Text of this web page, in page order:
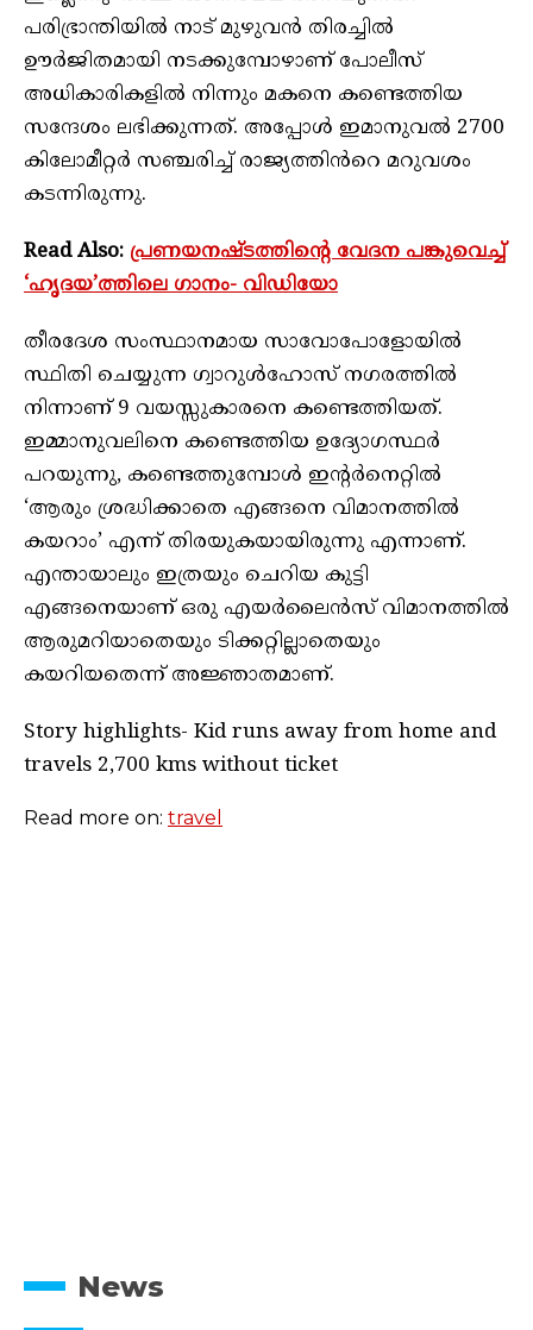
പരിഭ്രാന്തിയിൽ നാട് മുഴുവൻ തിരച്ചിൽ
ഊർജിതമായി നടക്കുമ്പോഴാണ് പോലീസ്
അധികാരികളിൽ നിന്നും മകനെ കണ്ടെത്തിയ
സന്ദേശം ലഭിക്കുന്നത്. അപ്പോൾ ഇമാനുവൽ 2700
കിലോമീറ്റർ സഞ്ചരിച്ച് രാജ്യത്തിൻറെ മറുവശം
കടന്നിരുന്നു.
Read Also: പ്രണയനഷ്ടത്തിന്റെ വേദന പങ്കുവെച്ച്
‘ഹൃദയ’ത്തിലെ ഗാനം- വിഡിയോ
തീരദേശ സംസ്ഥാനമായ സാവോപോളോയിൽ
സ്ഥിതി ചെയ്യുന്ന ഗ്വാറുൾഹോസ് നഗരത്തിൽ
നിന്നാണ് 9 വയസ്സുകാരനെ കണ്ടെത്തിയത്.
ഇമ്മാനുവലിനെ കണ്ടെത്തിയ ഉദ്യോഗസ്ഥർ
പറയുന്നു, കണ്ടെത്തുമ്പോൾ ഇന്റർനെറ്റിൽ
‘ആരും ശ്രദ്ധിക്കാതെ എങ്ങനെ വിമാനത്തിൽ
കയറാം’ എന്ന് തിരയുകയായിരുന്നു എന്നാണ്.
എന്തായാലും ഇത്രയും ചെറിയ കുട്ടി
എങ്ങനെയാണ് ഒരു എയർലൈൻസ് വിമാനത്തിൽ
ആരുമറിയാതെയും ടിക്കറ്റില്ലാതെയും
കയറിയതെന്ന് അജ്ഞാതമാണ്.
Story highlights- Kid runs away from home and
travels 2,700 kms without ticket
Read more on: travel
News